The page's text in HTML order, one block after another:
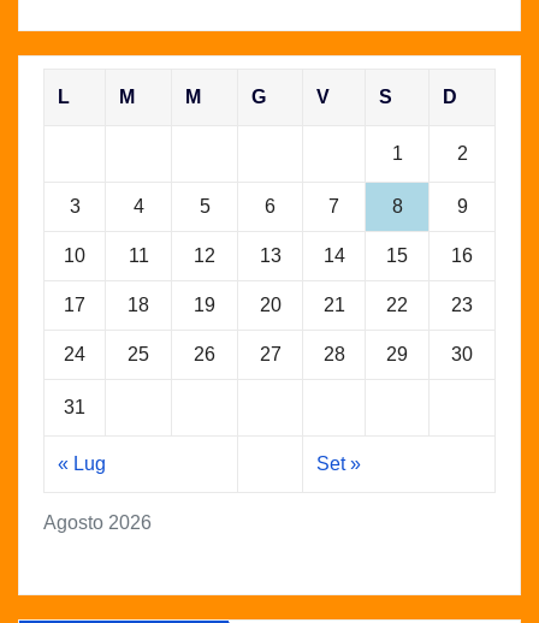
Agosto 2026
L M M G V S D
1 2
3 4 5 6 7 8 9
10 11 12 13 14 15 16
17 18 19 20 21 22 23
24 25 26 27 28 29 30
31
« Lug Set »